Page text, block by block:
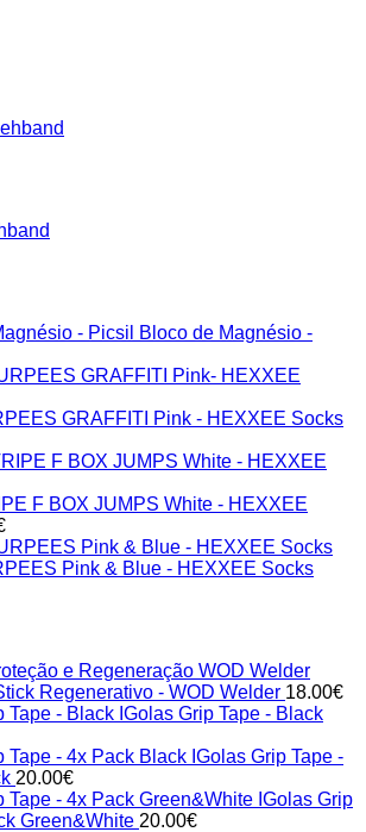
Bloco de Magnésio -
GRAFFITI Pink - HEXXEE Socks
F BOX JUMPS White - HEXXEE
Pink & Blue - HEXXEE Socks
Regenerativo - WOD Welder 18.00€
IGolas Grip Tape - Black
IGolas Grip Tape -
20.00€
IGolas Grip
Green&White 20.00€